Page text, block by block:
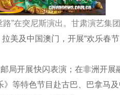
”在突尼斯演出。甘肃演艺集
及中国澳门，开展“欢乐春节
开展快闪表演；在非洲开展
等特色节目赴古巴、巴拿马及